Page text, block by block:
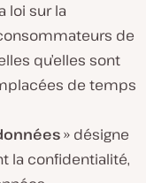
loi sur la
de
qu’elles sont
de temps
» désigne
la confidentialité,